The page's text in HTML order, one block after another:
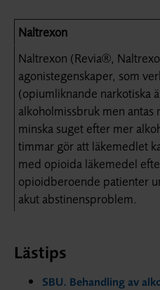
Naltrexon
Naltrexon (Revia®,
agonistegenskaper, som
(opiumliknande narkotiska
alkoholmissbruk men
minska suget efter mer
timmar gör att läkemedlet
med opioida läkemedel
opioidberoende patienter
akut abstinensproblem.
Lästips
SBU. Behandling av